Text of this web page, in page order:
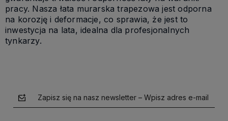
pracy. Nasza łata murarska trapezowa jest odporna
na korozję i deformacje, co sprawia, że jest to
inwestycja na lata, idealna dla profesjonalnych
tynkarzy.
Zapisz się na nasz newsletter – Wpisz adres e-mail